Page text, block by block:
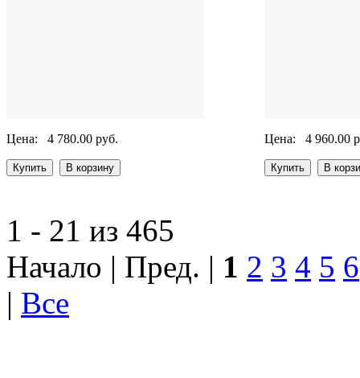
Цена: 4 780.00 руб. Цена: 4 960.00
1 - 21 из 465
Начало | Пред. | 1 2 3 4 5 6
| Все